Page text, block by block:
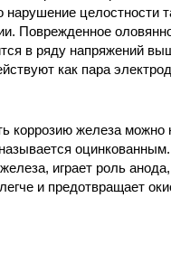
целостности
Поврежденное
в ряду напряжений
как пара
коррозию железа можно
играет роль
и предотвращает